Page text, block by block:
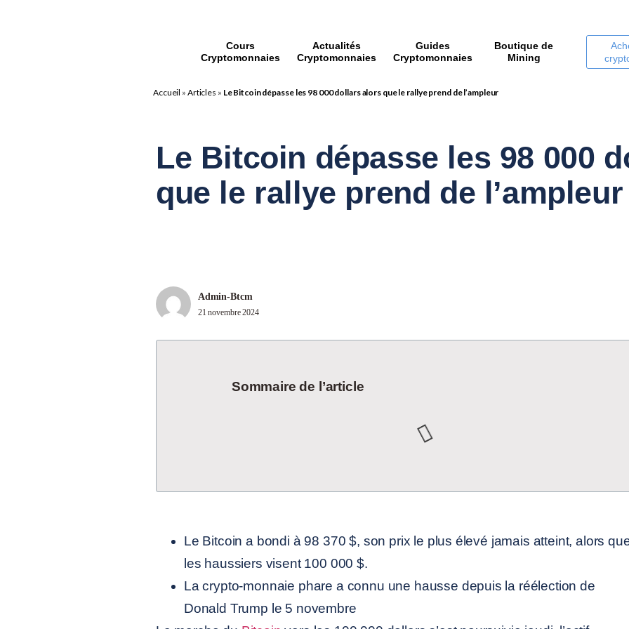
Cours
Cryptomonnaies
Actualités
Cryptomonnaies
Guides
Cryptomonnaies
Boutique de
Mining
Accueil » Articles » Le Bitcoin dépasse les 98 000 dollars alors que le rallye prend de l’ampleur
Le Bitcoin dépasse les 98 000
que le rallye prend de l’ampleur
Admin-Btcm
21 novembre 2024
Sommaire de l’article
Le Bitcoin a bondi à 98 370 $, son prix le plus élevé jamais atteint, alors
les haussiers visent 100 000 $.
La crypto-monnaie phare a connu une hausse depuis la réélection de
Donald Trump le 5 novembre